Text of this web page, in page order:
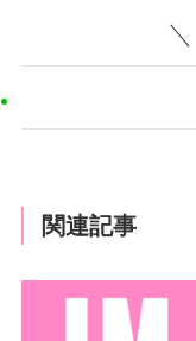
関連記事